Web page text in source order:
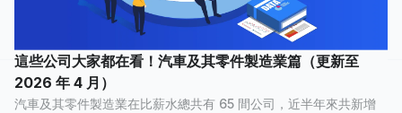
這些公司大家都在看！汽車及其零件製造業篇（更新至
2026 年 4 月）
汽車及其零件製造業在比薪水總共有 65 間公司，近半年來共新增